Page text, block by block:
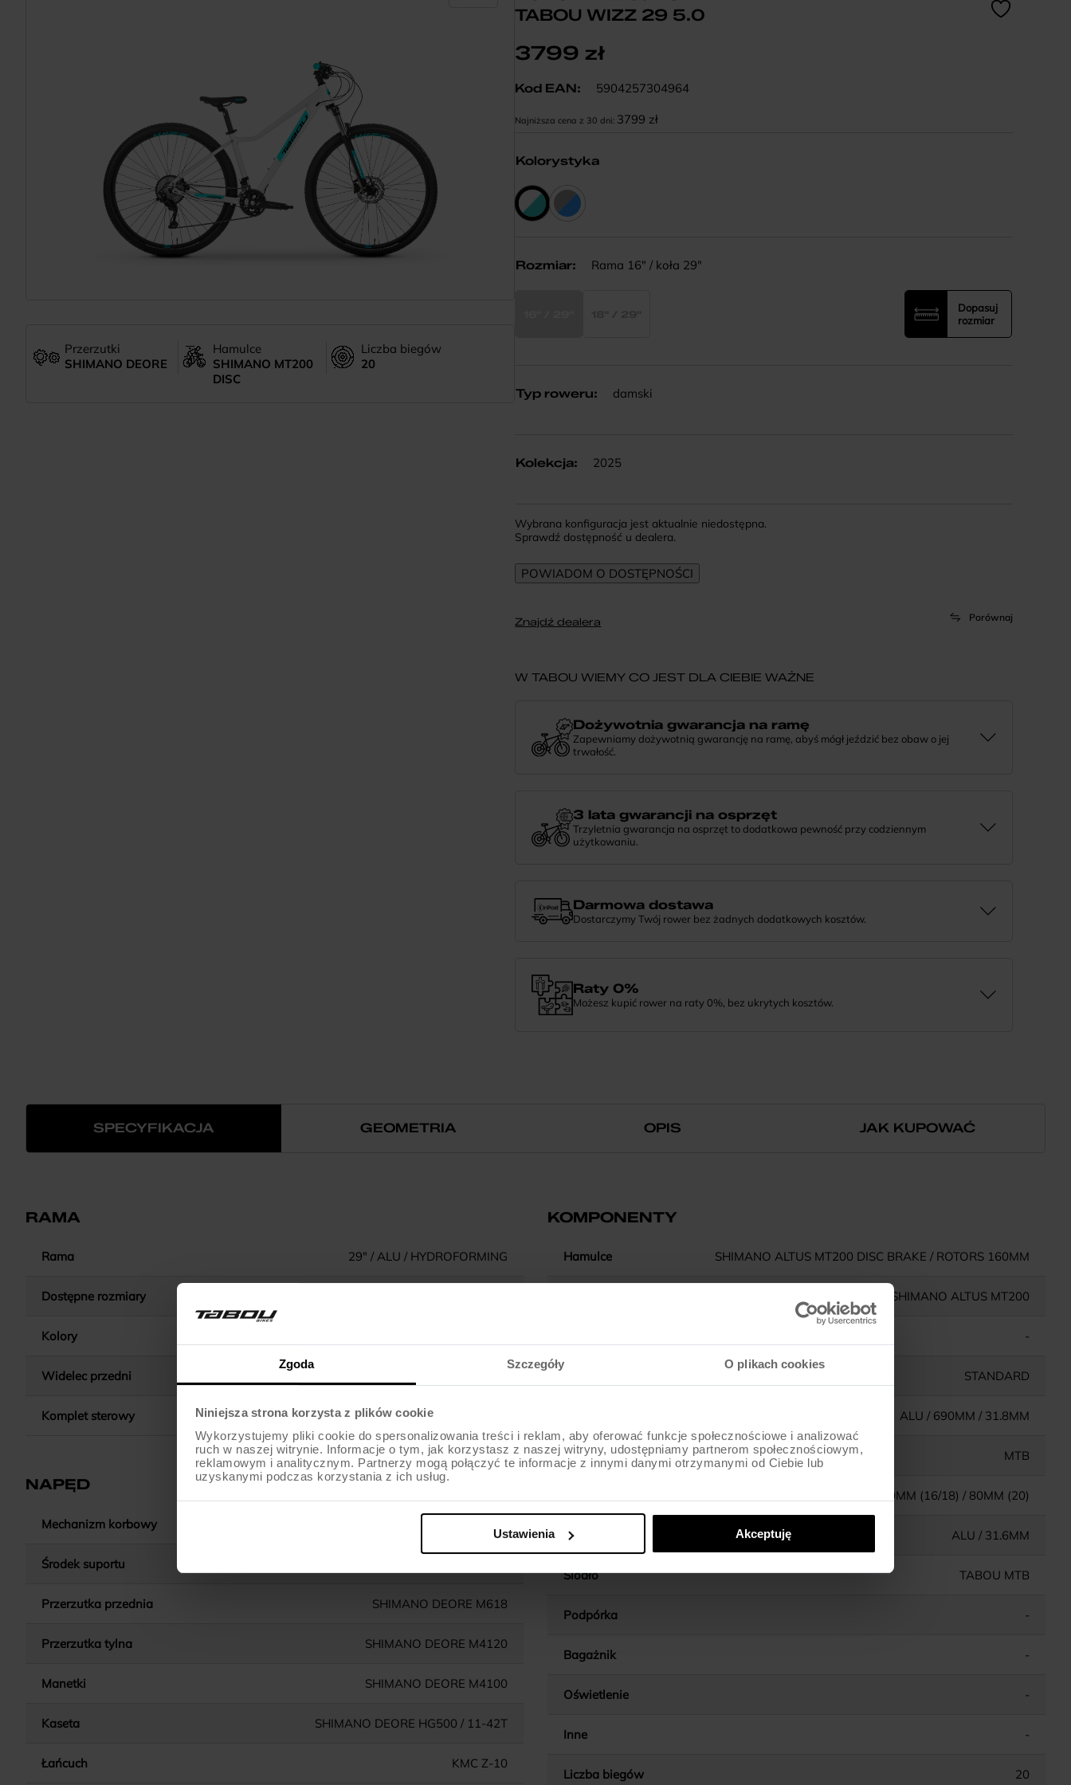
Zgoda Szczegóły O plikach cookies
Niniejsza strona korzysta z plików cookie
Wykorzystujemy pliki cookie do spersonalizowania treści i reklam, aby oferować funkcje społecznościowe i analizować
ruch w naszej witrynie. Informacje o tym, jak korzystasz z naszej witryny, udostępniamy partnerom społecznościowym,
reklamowym i analitycznym. Partnerzy mogą połączyć te informacje z innymi danymi otrzymanymi od Ciebie lub
uzyskanymi podczas korzystania z ich usług.
Ustawienia Akceptuję
Przerzutki
SHIMANO DEORE
Hamulce
SHIMANO MT200
DISC
Liczba biegów
20
TABOU WIZZ 29 5.0
3799 zł
Kod EAN: 5904257304964
Najniższa cena z 30 dni: 3799 zł
Kolorystyka
Rozmiar: Rama 16" / koła 29"
Dopasuj
rozmiar
Typ roweru: damski
Kolekcja: 2025
Wybrana konfiguracja jest aktualnie niedostępna.
Sprawdź dostępność u dealera.
Porównaj
Znajdź dealera
W TABOU WIEMY CO JEST DLA CIEBIE WAŻNE
Dożywotnia gwarancja na ramę
Zapewniamy dożywotnią gwarancję na ramę, abyś mógł jeździć bez obaw o jej
trwałość.
3 lata gwarancji na osprzęt
Trzyletnia gwarancja na osprzęt to dodatkowa pewność przy codziennym
użytkowaniu.
Darmowa dostawa
Dostarczymy Twój rower bez żadnych dodatkowych kosztów.
Raty 0%
Możesz kupić rower na raty 0%, bez ukrytych kosztów.
SPECYFIKACJA GEOMETRIA OPIS JAK KUPOWAĆ
RAMA
Rama 29" / ALU / HYDROFORMING
Dostępne rozmiary
Kolory
Widelec przedni
Komplet sterowy ZS / CARTRIDGE
NAPĘD
Mechanizm korbowy
Środek suportu
Przerzutka przednia SHIMANO DEORE M618
Przerzutka tylna SHIMANO DEORE M4120
Manetki SHIMANO DEORE M4100
Kaseta SHIMANO DEORE HG500 / 11-42T
Łańcuch KMC Z-10
KOMPONENTY
Hamulce SHIMANO ALTUS MT200 DISC BRAKE / ROTORS 160MM
SHIMANO ALTUS MT200
-
STANDARD
ALU / 690MM / 31.8MM
Chwyty kierownicy MTB
ALU / AHEAD / 50MM (16/18) / 80MM (20)
Wspornik siodła ALU / 31.6MM
Siodło TABOU MTB
Podpórka -
Bagażnik -
Oświetlenie -
Inne -
Liczba biegów 20